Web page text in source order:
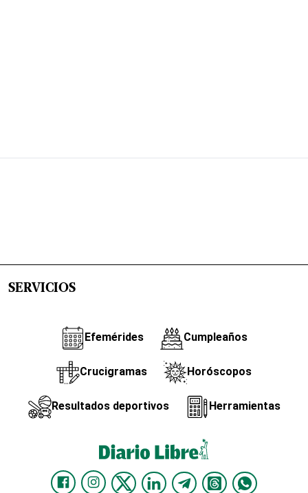
SERVICIOS
Efemérides Cumpleaños
Crucigramas Horóscopos
Resultados deportivos Herramientas